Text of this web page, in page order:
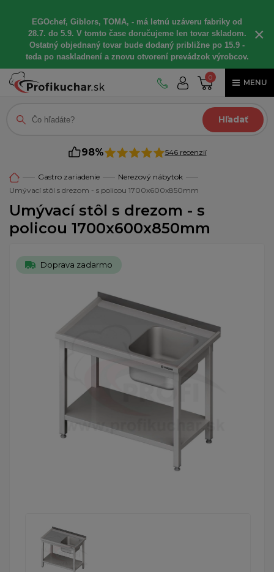
EGOchef, Giblors, TOMA, - má letnú uzáveru fabriky od
28.7. do 5.9. V tomto čase doručujeme len tovar skladom.
Ostatný objednaný tovar bude dodaný približne po 15.9 -
teda po naskladnení a znovu otvorení prevádzok výrobcov.
×
0
MENU
Hľadať
98% 546 recenzií
Gastro zariadenie
Nerezový nábytok
Umývací stôl s drezom - s policou 1700x600x850mm
Umývací stôl s drezom - s
policou 1700x600x850mm
Doprava zadarmo